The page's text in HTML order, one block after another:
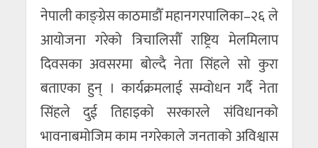
नेपाली काङ्ग्रेस काठमाडौँ महानगरपालिका–२६ ले
आयोजना गरेको त्रिचालिसौँ राष्ट्रिय मेलमिलाप
दिवसका अवसरमा बोल्दै नेता सिंहले सो कुरा
बताएका हुन् । कार्यक्रमलाई सम्वोधन गर्दै नेता
सिंहले दुई तिहाइको सरकारले संविधानको
भावनाबमोजिम काम नगरेकाले जनताको अविश्वास